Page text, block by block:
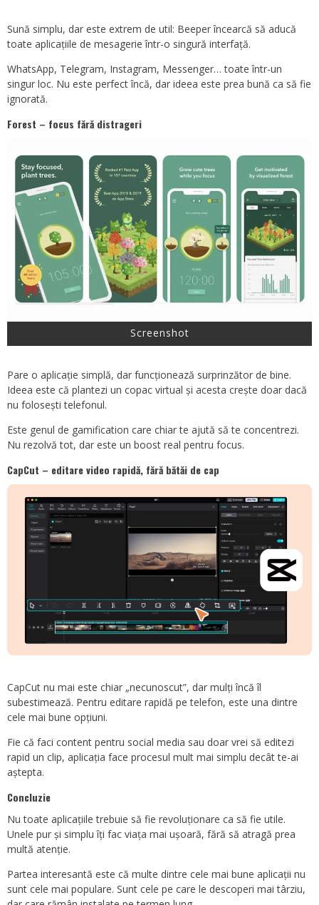
Sună simplu, dar este extrem de util: Beeper încearcă să aducă
toate aplicațiile de mesagerie într-o singură interfață.
WhatsApp, Telegram, Instagram, Messenger… toate într-un
singur loc. Nu este perfect încă, dar ideea este prea bună ca să fie
ignorată.
Forest – focus fără distrageri
Screenshot
Pare o aplicație simplă, dar funcționează surprinzător de bine.
Ideea este că plantezi un copac virtual și acesta crește doar dacă
nu folosești telefonul.
Este genul de gamification care chiar te ajută să te concentrezi.
Nu rezolvă tot, dar este un boost real pentru focus.
CapCut – editare video rapidă, fără bătăi de cap
CapCut nu mai este chiar „necunoscut”, dar mulți încă îl
subestimează. Pentru editare rapidă pe telefon, este una dintre
cele mai bune opțiuni.
Fie că faci content pentru social media sau doar vrei să editezi
rapid un clip, aplicația face procesul mult mai simplu decât te-ai
aștepta.
Concluzie
Nu toate aplicațiile trebuie să fie revoluționare ca să fie utile.
Unele pur și simplu îți fac viața mai ușoară, fără să atragă prea
multă atenție.
Partea interesantă este că multe dintre cele mai bune aplicații nu
sunt cele mai populare. Sunt cele pe care le descoperi mai târziu,